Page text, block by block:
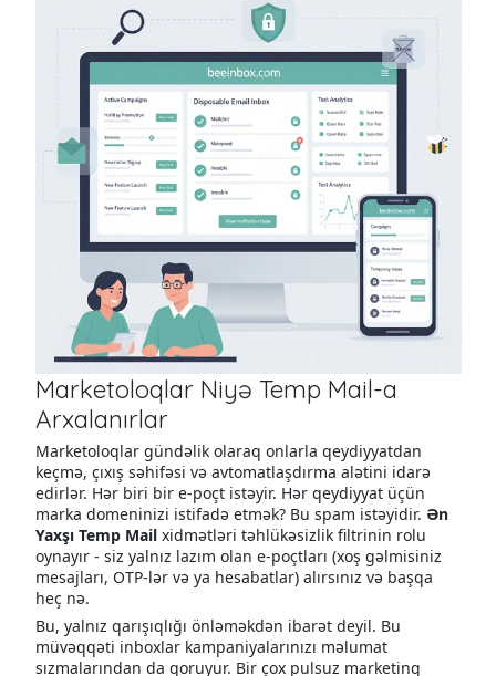
Marketoloqlar Niyə Temp Mail-a
Arxalanırlar
Marketoloqlar gündəlik olaraq onlarla qeydiyyatdan
keçmə, çıxış səhifəsi və avtomatlaşdırma alətini idarə
edirlər. Hər biri bir e-poçt istəyir. Hər qeydiyyat üçün
marka domeninizi istifadə etmək? Bu spam istəyidir. Ən
Yaxşı Temp Mailxidmətləri təhlükəsizlik filtrinin rolu
oynayır - siz yalnız lazım olan e-poçtları (xoş gəlmisiniz
mesajları, OTP-lər və ya hesabatlar) alırsınız və başqa
heç nə.
Bu, yalnız qarışıqlığı önləməkdən ibarət deyil. Bu
müvəqqəti inboxlar kampaniyalarınızı məlumat
sızmalarından da qoruyur. Bir çox pulsuz marketinq